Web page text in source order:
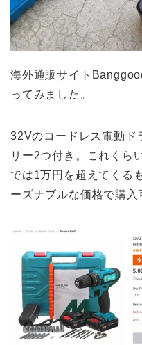
海外通販サイト
ってみました。
32Vのコードレス電動ド
リー2つ付き。これくら
では1万円を超えてくる
ーズナブルな価格で購入